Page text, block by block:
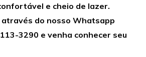
e cheio de lazer.
do nosso Whatsapp
3290 e venha conhecer seu